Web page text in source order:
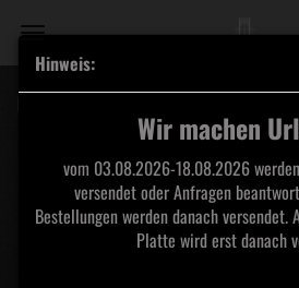
Hinweis:
Wir machen
vom 03.08.2026-18.08.2026
versendet oder Anfragen
Bestellungen werden danach versendet.
Platte wird erst danach